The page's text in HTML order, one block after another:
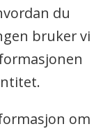
du
bruker vi
om